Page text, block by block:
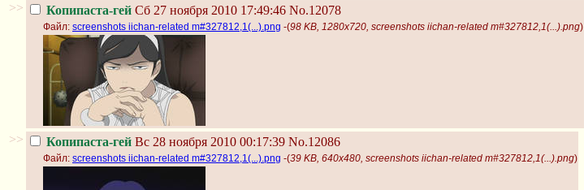
>> Копипаста-гей Сб 27 ноября 2010 17:49:46 No.12078
Файл: screenshots iichan-related m#327812,1(...).png -(98 KB, 1280x720, screenshots iichan-related m#327812,1(...).png)
>> Копипаста-гей Вс 28 ноября 2010 00:17:39 No.12086
Файл: screenshots iichan-related m#327812,1(...).png -(39 KB, 640x480, screenshots iichan-related m#327812,1(...).png)